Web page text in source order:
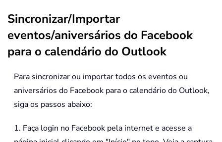
Sincronizar/Importar
eventos/aniversários do Facebook
para o calendário do Outlook
Para sincronizar ou importar todos os eventos ou
aniversários do Facebook para o calendário do Outlook,
siga os passos abaixo:
1. Faça login no Facebook pela internet e acesse a